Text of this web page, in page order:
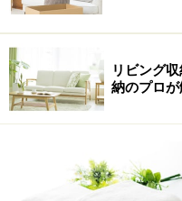
砂糖、塩、小麦粉、スパ
いやすくなる
リビング
納のプロ